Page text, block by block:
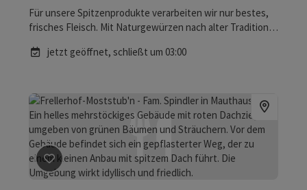
Für unsere Spitzenprodukte verarbeiten wir nur bestes,
frisches Fleisch. Mit Naturgewürzen nach alter Tradition
bereit.Bei uns erwerben Sie landwirtschaftliche Produkte
jetzt geöffnet, schließt um 03:00
Beitrag merken